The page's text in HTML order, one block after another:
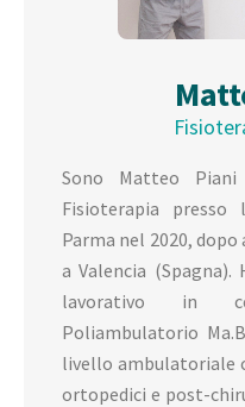
Sono Matteo
Fisioterapia presso
Parma nel 2020,
a Valencia
lavorativo in
Poliambulatorio
livello ambulatoriale
ortopedici e post-